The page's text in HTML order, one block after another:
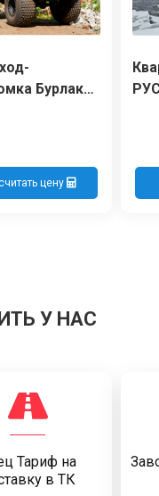
Бурлак
цену
У НАС
Тариф на
в ТК